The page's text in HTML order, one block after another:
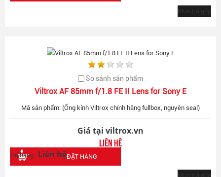
So sánh sản phẩm
Viltrox AF 85mm f/1.8 FE II Lens for Sony E
Mã sản phẩm: (Ống kính Viltrox chính hãng fullbox, nguyên seal)
Giá tại viltrox.vn
Liên hệ
Tại hãng : Liên hệĐẶT HÀNG